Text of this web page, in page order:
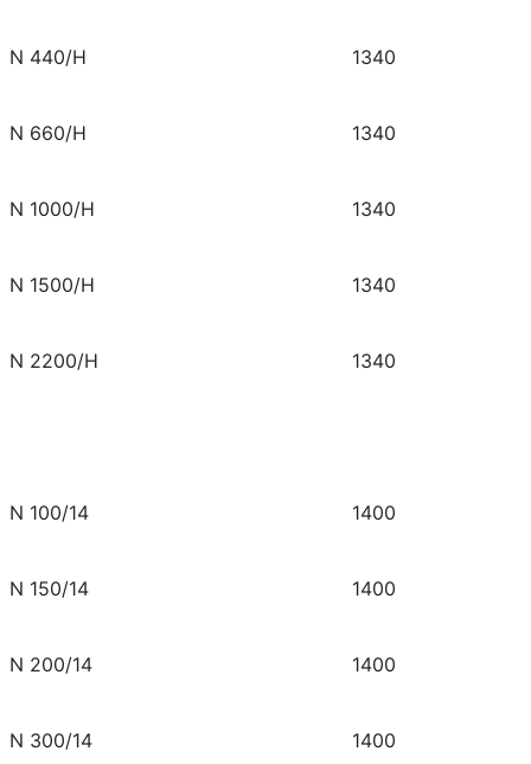
N 440/H 1340
N 660/H 1340
N 1000/H 1340
N 1500/H 1340
N 2200/H 1340
N 100/14 1400
N 150/14 1400
N 200/14 1400
N 300/14 1400